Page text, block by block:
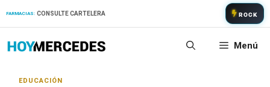
FARMACIAS: CONSULTE CARTELERA ROCK
Menú